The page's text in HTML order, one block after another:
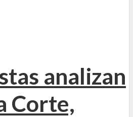
analizan
Corte,